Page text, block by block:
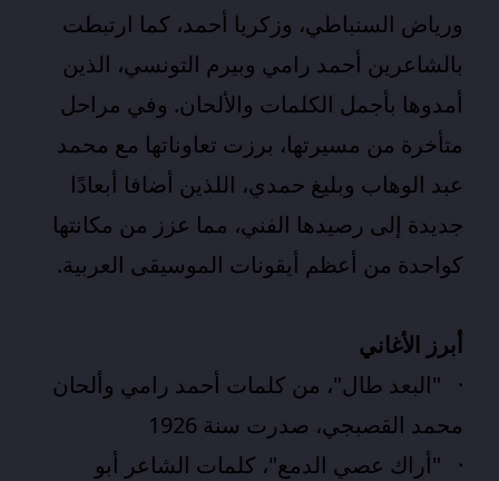
ورياض السنباطي، وزكريا أحمد، كما ارتبطت
بالشاعرين أحمد رامي وبيرم التونسي، الذين
أمدوها بأجمل الكلمات والألحان. وفي مراحل
متأخرة من مسيرتها، برزت تعاوناتها مع محمد
عبد الوهاب وبليغ حمدي، اللذين أضافا أبعادًا
جديدة إلى رصيدها الفني، مما عزز من مكانتها
كواحدة من أعظم أيقونات الموسيقى العربية.
أبرز الأغاني
· "البعد طال"، من كلمات أحمد رامي وألحان
محمد القصبجي، صدرت سنة 1926
· "أراك عصي الدمع"، كلمات الشاعر أبو